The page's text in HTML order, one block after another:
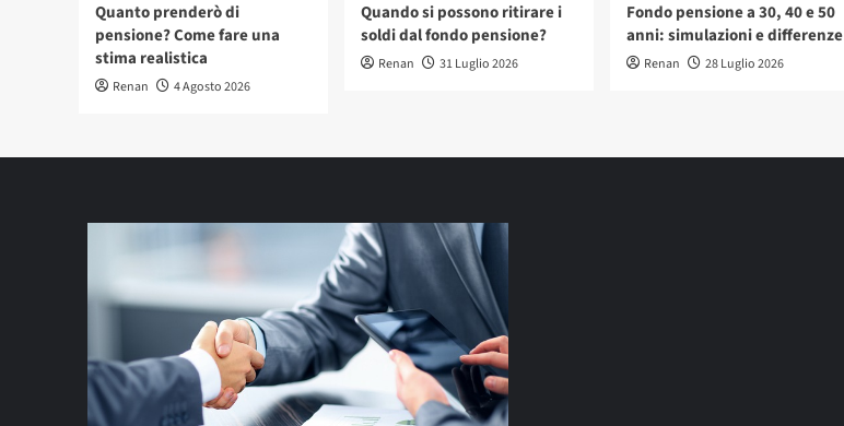
Quanto prenderò di
pensione? Come fare una
stima realistica
Renan 4 Agosto 2026
Quando si possono ritirare i
soldi dal fondo pensione?
Renan 31 Luglio 2026
Fondo pensione a 30, 40 e 50
anni: simulazioni e differenze
Renan 28 Luglio 2026